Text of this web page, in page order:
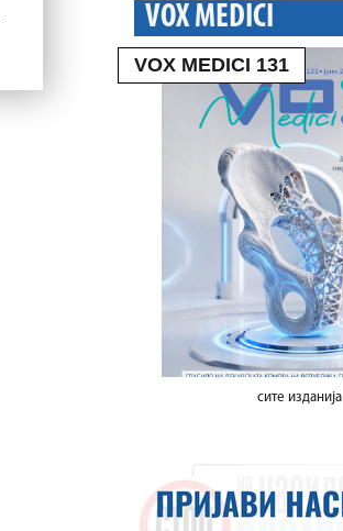
VOX MEDICI
VOX MEDICI 131
сите изданија